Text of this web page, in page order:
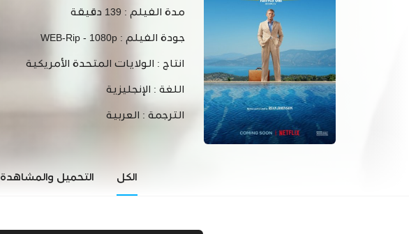
مدة الفيلم : 139 دقيقة
جودة الفيلم :WEB-Rip - 1080p
انتاج : الولايات المتحدة الأمريكية
اللغة : الإنجليزية
الترجمة : العربية
الكل التحميل والمشاهدة